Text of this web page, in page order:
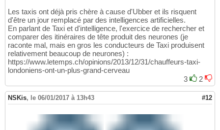
Les taxis ont déjà pris chère à cause d'Ubber et ils risquent
d'être un jour remplacé par des intelligences artificielles.
En parlant de Taxi et d'intelligence, l'exercice de rechercher et
comparer des itinéraires de tête produit des neurones (je
raconte mal, mais en gros les conducteurs de Taxi produisent
relativement beaucoup de neurones) :
https://www.letemps.ch/opinions/2013/12/31/chauffeurs-taxi-
londoniens-ont-un-plus-grand-cerveau
3
2
NSKis, le 06/01/2017 à 13h43 #12